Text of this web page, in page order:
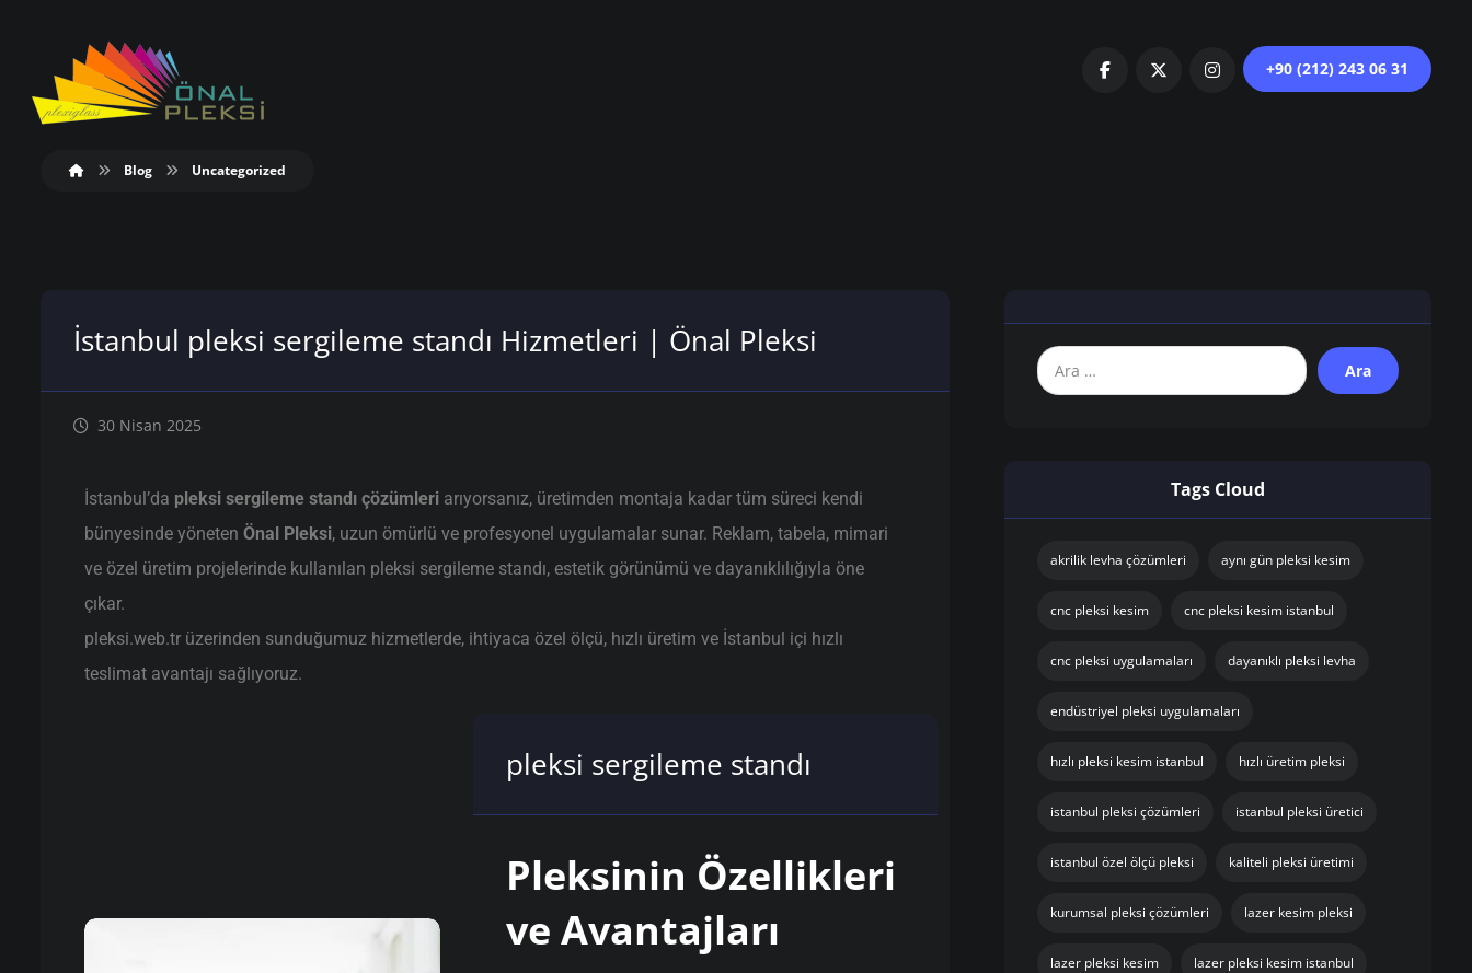
+90 (212) 243 06 31
Blog Uncategorized
İstanbul pleksi sergileme standı Hizmetleri | Önal Pleksi
30 Nisan 2025
İstanbul’da pleksi sergileme standı çözümleri arıyorsanız, üretimden montaja kadar tüm süreci kendi
bünyesinde yöneten Önal Pleksi, uzun ömürlü ve profesyonel uygulamalar sunar. Reklam, tabela, mimari
ve özel üretim projelerinde kullanılan pleksi sergileme standı, estetik görünümü ve dayanıklılığıyla öne
çıkar.
pleksi.web.tr üzerinden sunduğumuz hizmetlerde, ihtiyaca özel ölçü, hızlı üretim ve İstanbul içi hızlı
teslimat avantajı sağlıyoruz.
pleksi sergileme standı
Pleksinin Özellikleri
ve Avantajları
Tags Cloud
akrilik levha çözümleri aynı gün pleksi kesim
cnc pleksi kesim cnc pleksi kesim istanbul
cnc pleksi uygulamaları dayanıklı pleksi levha
endüstriyel pleksi uygulamaları
hızlı pleksi kesim istanbul hızlı üretim pleksi
istanbul pleksi çözümleri istanbul pleksi üretici
istanbul özel ölçü pleksi kaliteli pleksi üretimi
kurumsal pleksi çözümleri lazer kesim pleksi
lazer pleksi kesim lazer pleksi kesim istanbul